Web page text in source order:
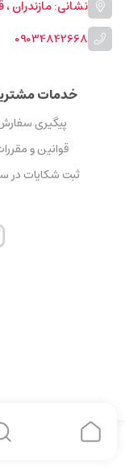
نشانی: مازندران ،
09034842668
خدمات
پیگیری
قوانین و
ثبت شکایات در